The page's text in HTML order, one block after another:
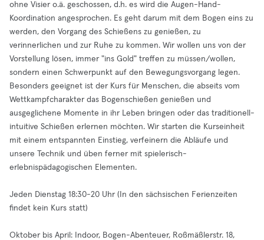
ohne Visier o.ä. geschossen, d.h. es wird die Augen-Hand-
Koordination angesprochen. Es geht darum mit dem Bogen eins zu
werden, den Vorgang des Schießens zu genießen, zu
verinnerlichen und zur Ruhe zu kommen. Wir wollen uns von der
Vorstellung lösen, immer "ins Gold" treffen zu müssen/wollen,
sondern einen Schwerpunkt auf den Bewegungsvorgang legen.
Besonders geeignet ist der Kurs für Menschen, die abseits vom
Wettkampfcharakter das Bogenschießen genießen und
ausgeglichene Momente in ihr Leben bringen oder das traditionell-
intuitive Schießen erlernen möchten. Wir starten die Kurseinheit
mit einem entspannten Einstieg, verfeinern die Abläufe und
unsere Technik und üben ferner mit spielerisch-
erlebnispädagogischen Elementen.
Jeden Dienstag 18:30-20 Uhr (In den sächsischen Ferienzeiten
findet kein Kurs statt)
Oktober bis April: Indoor, Bogen-Abenteuer, Roßmäßlerstr. 18,